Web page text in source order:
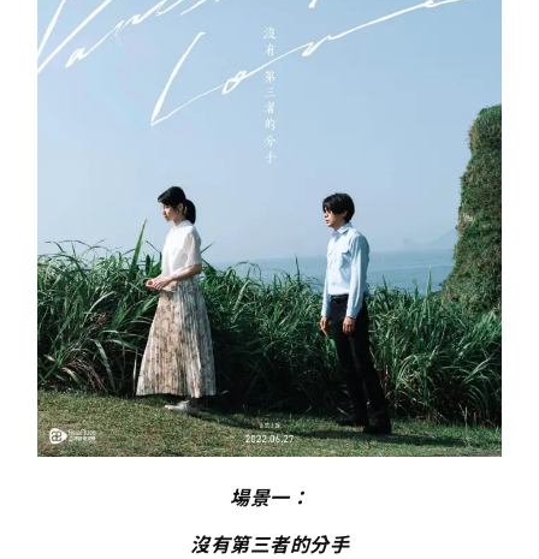
場景一：
沒有第三者的分手